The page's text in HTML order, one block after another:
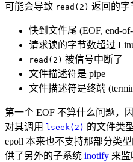
可能会导致 read(2) 返回的字
快到文件尾 (EOF, end-
请求读的字节数超过
read(2) 被信号中断了
文件描述符是 pipe
文件描述符是终端
第一个 EOF 不算什么问题，
对其调用 lseek(2) 的文件类
epoll 本来也不支持那部分类
供了另外的子系统 inotify 来监